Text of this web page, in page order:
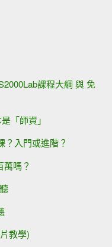
課程大綱 與 免
「師資」
？入門或進階？
嗎？
教學)